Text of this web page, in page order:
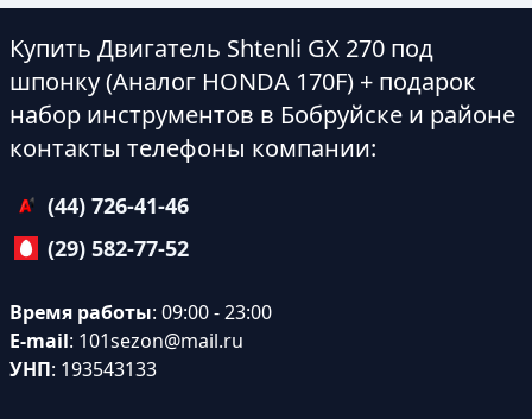
Купить Двигатель Shtenli GX 270 под
шпонку (Аналог HONDA 170F) + подарок
набор инструментов в Бобруйске и районе
контакты телефоны компании:
(44) 726-41-46
(29) 582-77-52
Время работы: 09:00 - 23:00
E-mail: 101sezon@mail.ru
УНП: 193543133